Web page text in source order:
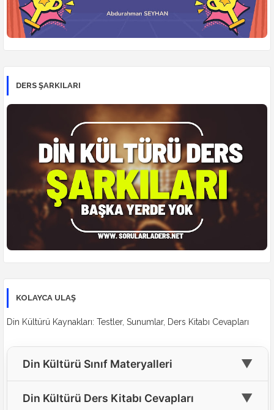
DERS ŞARKILARI
KOLAYCA ULAŞ
Din Kültürü Kaynakları: Testler, Sunumlar, Ders Kitabı Cevapları
Din Kültürü Sınıf Materyalleri ▼
🎓 4. Sınıf Din Kültürü Materyalleri
Din Kültürü Ders Kitabı Cevapları ▼